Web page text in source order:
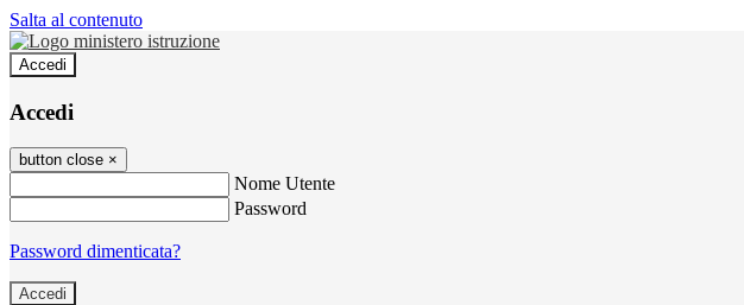
Salta al contenuto
Accedi
Accedi
button close ×
Nome Utente
Password
Password dimenticata?